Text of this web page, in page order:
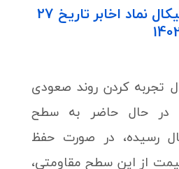
آپدیت تحلیل تکنیکال نماد اخابر تاریخ 27
تجربه کردن روند صعودی
در حال حاضر به سطح
14000 ریال رسیده، در صورت حفظ
از این سطح مقاومتی،